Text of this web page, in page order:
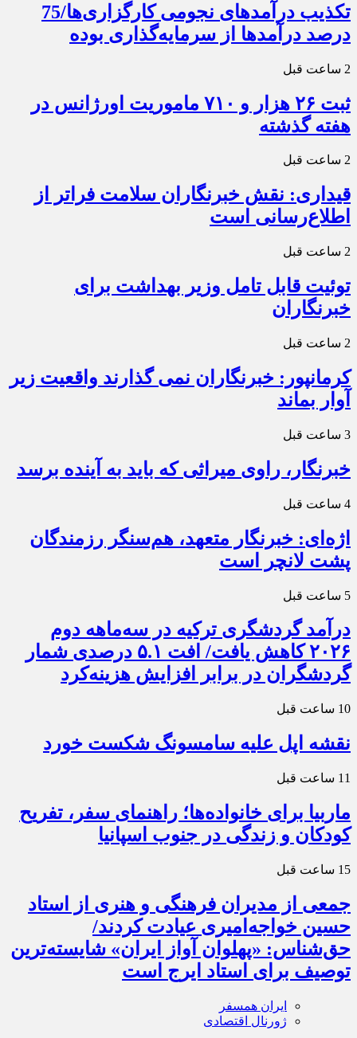
تکذیب درآمدهای نجومی کارگزاری‌ها/75
درصد درآمدها از سرمایه‌گذاری بوده
2 ساعت قبل
ثبت ۲۶ هزار و ۷۱۰ ماموریت اورژانس در
هفته گذشته
2 ساعت قبل
قیداری: نقش خبرنگاران سلامت فراتر از
اطلاع‌رسانی است
2 ساعت قبل
توئیت قابل تامل وزیر بهداشت برای
خبرنگاران
2 ساعت قبل
کرمانپور: خبرنگاران نمی گذارند واقعیت زیر
آوار بماند
3 ساعت قبل
خبرنگار، راوی میراثی که باید به آینده برسد
4 ساعت قبل
اژه‌ای: خبرنگار متعهد، هم‌سنگر رزمندگان
پشت لانچر است
5 ساعت قبل
درآمد گردشگری ترکیه در سه‌ماهه دوم
۲۰۲۶ کاهش یافت/ افت ۵.۱ درصدی شمار
گردشگران در برابر افزایش هزینه‌کرد
10 ساعت قبل
نقشه اپل علیه سامسونگ شکست خورد
11 ساعت قبل
ماربیا برای خانواده‌ها؛ راهنمای سفر، تفریح
کودکان و زندگی در جنوب اسپانیا
15 ساعت قبل
جمعی از مدیران فرهنگی و هنری از استاد
حسین خواجه‌امیری عیادت کردند/
حق‌شناس: «پهلوان آواز ایران» شایسته‌ترین
توصیف برای استاد ایرج است
ایران همسفر
ژورنال اقتصادی